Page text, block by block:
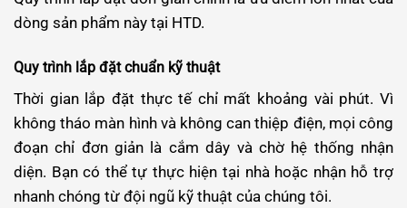
dòng sản phẩm này tại HTD.
Quy trình lắp đặt chuẩn kỹ thuật
Thời gian lắp đặt thực tế chỉ mất khoảng vài phút. Vì
không tháo màn hình và không can thiệp điện, mọi công
đoạn chỉ đơn giản là cắm dây và chờ hệ thống nhận
diện. Bạn có thể tự thực hiện tại nhà hoặc nhận hỗ trợ
nhanh chóng từ đội ngũ kỹ thuật của chúng tôi.